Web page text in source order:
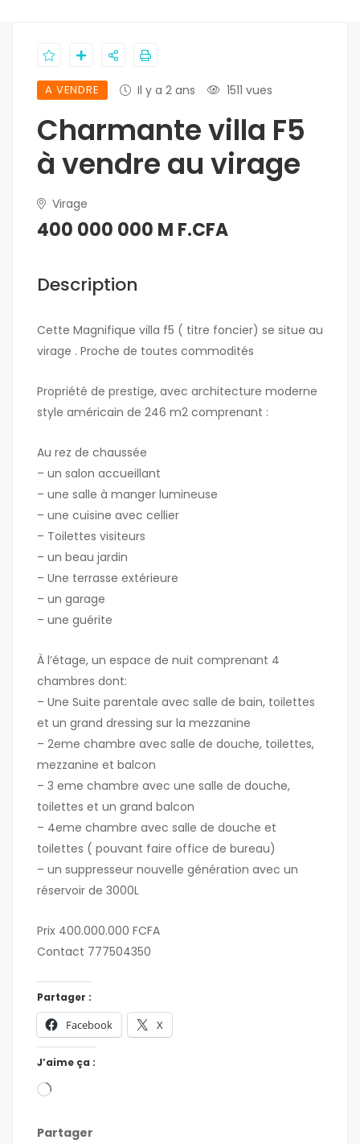
A VENDRE Il y a 2 ans 1511 vues
Charmante villa F5
à vendre au virage
Virage
400 000 000 M F.CFA
Description
Cette Magnifique villa f5 ( titre foncier) se situe au
virage . Proche de toutes commodités
Propriété de prestige, avec architecture moderne
style américain de 246 m2 comprenant :
Au rez de chaussée
– un salon accueillant
– ⁠une salle à manger lumineuse
– ⁠une cuisine avec cellier
– ⁠Toilettes visiteurs
– ⁠un beau jardin
– ⁠Une terrasse extérieure
– ⁠un garage
– ⁠une guérite
À l’étage, un espace de nuit comprenant 4
chambres dont:
– Une Suite parentale avec salle de bain, toilettes
et un grand dressing sur la mezzanine
– ⁠2eme chambre avec salle de douche, toilettes,
mezzanine et balcon
– ⁠3 eme chambre avec une salle de douche,
toilettes et un grand balcon
– ⁠4eme chambre avec salle de douche et
toilettes ( pouvant faire office de bureau)
– ⁠un suppresseur nouvelle génération avec un
réservoir de 3000L
Prix 400.000.000 FCFA
Contact 777504350
Partager :
Facebook X
J’aime ça :
Partager